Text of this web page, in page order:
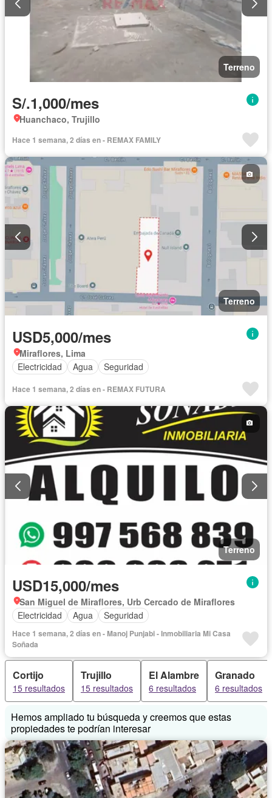
Terreno
S/.1,000/mes
Huanchaco, Trujillo
Hace 1 semana, 2 días en - REMAX FAMILY
Terreno
USD5,000/mes
Miraflores, Lima
Electricidad
Agua Seguridad
Hace 1 semana, 2 días en - REMAX FUTURA
Terreno
USD15,000/mes
San Miguel de Miraflores, Urb Cercado de Miraflores
Electricidad
Agua Seguridad
Hace 1 semana, 2 días en - Manoj Punjabi - Inmobiliaria Mi Casa
Soñada
Cortijo
15 resultados
Trujillo
15 resultados
El Alambre
6 resultados
Granado
6 resultados
Hemos ampliado tu búsqueda y creemos que estas
propiedades te podrían interesar